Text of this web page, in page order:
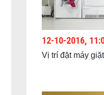
12-10-2016,
Vị trí đặt máy